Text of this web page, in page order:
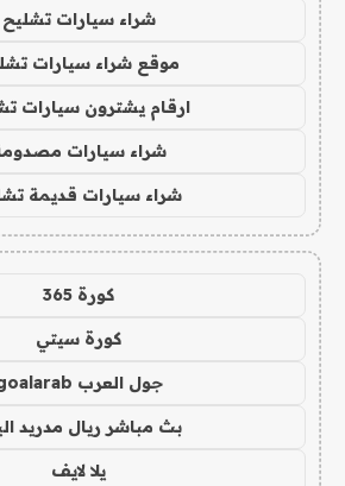
شراء سيارات تشليح
موقع شراء سيارات
ارقام يشترون سيارات
شراء سيارات
شراء سيارات قديمة
كورة 365
كورة سيتي
جول العرب goalarab
بث مباشر ريال مدريد
يلا لايف